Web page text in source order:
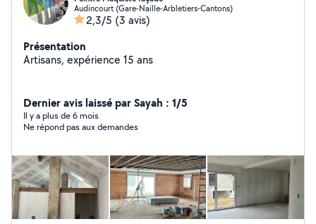
Audincourt (Gare-Naille-Arbletiers-Cantons)
2,3/5 (3 avis)
Présentation
Artisans, expérience 15 ans
Dernier avis laissé par Sayah : 1/5
Il y a plus de 6 mois
Ne répond pas aux demandes